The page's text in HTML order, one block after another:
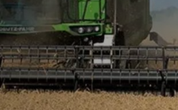
Services de correction et réseaux GNSS
Positionnement des offres pour